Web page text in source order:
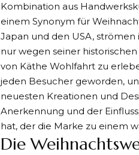
Kombination aus
einem Synonym für
Japan und den USA,
nur wegen seiner
von Käthe Wohlfahrt zu
jeden Besucher geworden,
neuesten Kreationen und
Anerkennung und der
hat, der die Marke zu einem
Die